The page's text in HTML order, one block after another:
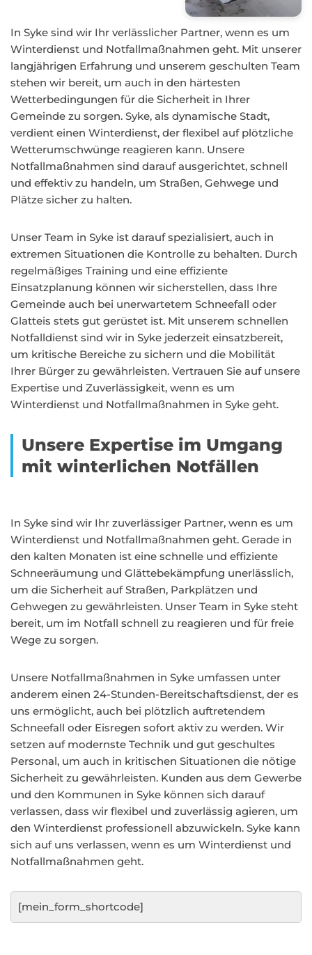
In Syke sind wir Ihr verlässlicher Partner, wenn es um
Winterdienst und Notfallmaßnahmen geht. Mit unserer
langjährigen Erfahrung und unserem geschulten Team
stehen wir bereit, um auch in den härtesten
Wetterbedingungen für die Sicherheit in Ihrer
Gemeinde zu sorgen. Syke, als dynamische Stadt,
verdient einen Winterdienst, der flexibel auf plötzliche
Wetterumschwünge reagieren kann. Unsere
Notfallmaßnahmen sind darauf ausgerichtet, schnell
und effektiv zu handeln, um Straßen, Gehwege und
Plätze sicher zu halten.
Unser Team in Syke ist darauf spezialisiert, auch in
extremen Situationen die Kontrolle zu behalten. Durch
regelmäßiges Training und eine effiziente
Einsatzplanung können wir sicherstellen, dass Ihre
Gemeinde auch bei unerwartetem Schneefall oder
Glatteis stets gut gerüstet ist. Mit unserem schnellen
Notfalldienst sind wir in Syke jederzeit einsatzbereit,
um kritische Bereiche zu sichern und die Mobilität
Ihrer Bürger zu gewährleisten. Vertrauen Sie auf unsere
Expertise und Zuverlässigkeit, wenn es um
Winterdienst und Notfallmaßnahmen in Syke geht.
Unsere Expertise im Umgang
mit winterlichen Notfällen
In Syke sind wir Ihr zuverlässiger Partner, wenn es um
Winterdienst und Notfallmaßnahmen geht. Gerade in
den kalten Monaten ist eine schnelle und effiziente
Schneeräumung und Glättebekämpfung unerlässlich,
um die Sicherheit auf Straßen, Parkplätzen und
Gehwegen zu gewährleisten. Unser Team in Syke steht
bereit, um im Notfall schnell zu reagieren und für freie
Wege zu sorgen.
Unsere Notfallmaßnahmen in Syke umfassen unter
anderem einen 24-Stunden-Bereitschaftsdienst, der es
uns ermöglicht, auch bei plötzlich auftretendem
Schneefall oder Eisregen sofort aktiv zu werden. Wir
setzen auf modernste Technik und gut geschultes
Personal, um auch in kritischen Situationen die nötige
Sicherheit zu gewährleisten. Kunden aus dem Gewerbe
und den Kommunen in Syke können sich darauf
verlassen, dass wir flexibel und zuverlässig agieren, um
den Winterdienst professionell abzuwickeln. Syke kann
sich auf uns verlassen, wenn es um Winterdienst und
Notfallmaßnahmen geht.
[mein_form_shortcode]